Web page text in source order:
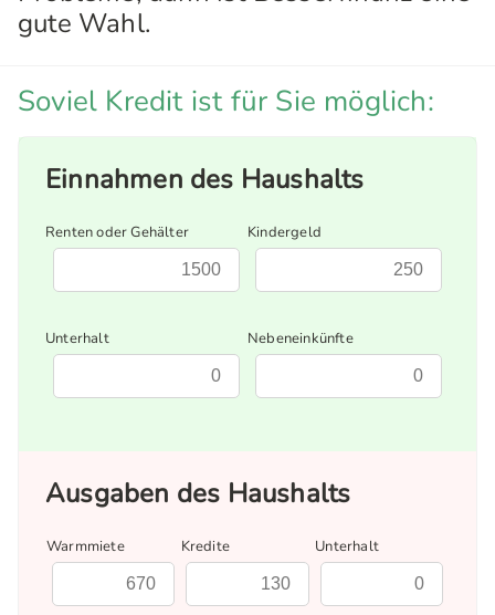
gute Wahl.
Soviel Kredit ist für Sie möglich:
Einnahmen des Haushalts
Renten oder Gehälter Kindergeld
Unterhalt Nebeneinkünfte
Ausgaben des Haushalts
Warmmiete Kredite Unterhalt